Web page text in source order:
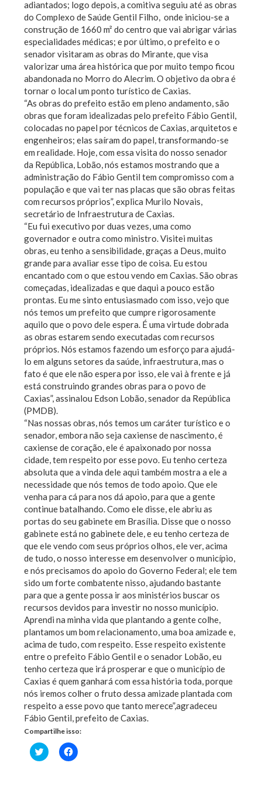
adiantados; logo depois, a comitiva seguiu até as obras
do Complexo de Saúde Gentil Filho, onde iniciou-se a
construção de 1660 m² do centro que vai abrigar várias
especialidades médicas; e por último, o prefeito e o
senador visitaram as obras do Mirante, que visa
valorizar uma área histórica que por muito tempo ficou
abandonada no Morro do Alecrim. O objetivo da obra é
tornar o local um ponto turístico de Caxias.
“As obras do prefeito estão em pleno andamento, são
obras que foram idealizadas pelo prefeito Fábio Gentil,
colocadas no papel por técnicos de Caxias, arquitetos e
engenheiros; elas saíram do papel, transformando-se
em realidade. Hoje, com essa visita do nosso senador
da República, Lobão, nós estamos mostrando que a
administração do Fábio Gentil tem compromisso com a
população e que vai ter nas placas que são obras feitas
com recursos próprios”, explica Murilo Novais,
secretário de Infraestrutura de Caxias.
“Eu fui executivo por duas vezes, uma como
governador e outra como ministro. Visitei muitas
obras, eu tenho a sensibilidade, graças a Deus, muito
grande para avaliar esse tipo de coisa. Eu estou
encantado com o que estou vendo em Caxias. São obras
começadas, idealizadas e que daqui a pouco estão
prontas. Eu me sinto entusiasmado com isso, vejo que
nós temos um prefeito que cumpre rigorosamente
aquilo que o povo dele espera. É uma virtude dobrada
as obras estarem sendo executadas com recursos
próprios. Nós estamos fazendo um esforço para ajudá-
lo em alguns setores da saúde, infraestrutura, mas o
fato é que ele não espera por isso, ele vai à frente e já
está construindo grandes obras para o povo de
Caxias”, assinalou Edson Lobão, senador da República
(PMDB).
“Nas nossas obras, nós temos um caráter turístico e o
senador, embora não seja caxiense de nascimento, é
caxiense de coração, ele é apaixonado por nossa
cidade, tem respeito por esse povo. Eu tenho certeza
absoluta que a vinda dele aqui também mostra a ele a
necessidade que nós temos de todo apoio. Que ele
venha para cá para nos dá apoio, para que a gente
continue batalhando. Como ele disse, ele abriu as
portas do seu gabinete em Brasília. Disse que o nosso
gabinete está no gabinete dele, e eu tenho certeza de
que ele vendo com seus próprios olhos, ele ver, acima
de tudo, o nosso interesse em desenvolver o município,
e nós precisamos do apoio do Governo Federal; ele tem
sido um forte combatente nisso, ajudando bastante
para que a gente possa ir aos ministérios buscar os
recursos devidos para investir no nosso município.
Aprendi na minha vida que plantando a gente colhe,
plantamos um bom relacionamento, uma boa amizade e,
acima de tudo, com respeito. Esse respeito existente
entre o prefeito Fábio Gentil e o senador Lobão, eu
tenho certeza que irá prosperar e que o município de
Caxias é quem ganhará com essa história toda, porque
nós iremos colher o fruto dessa amizade plantada com
respeito a esse povo que tanto merece”,agradeceu
Fábio Gentil, prefeito de Caxias.
Compartilhe isso:
Clique
para
Clique
para